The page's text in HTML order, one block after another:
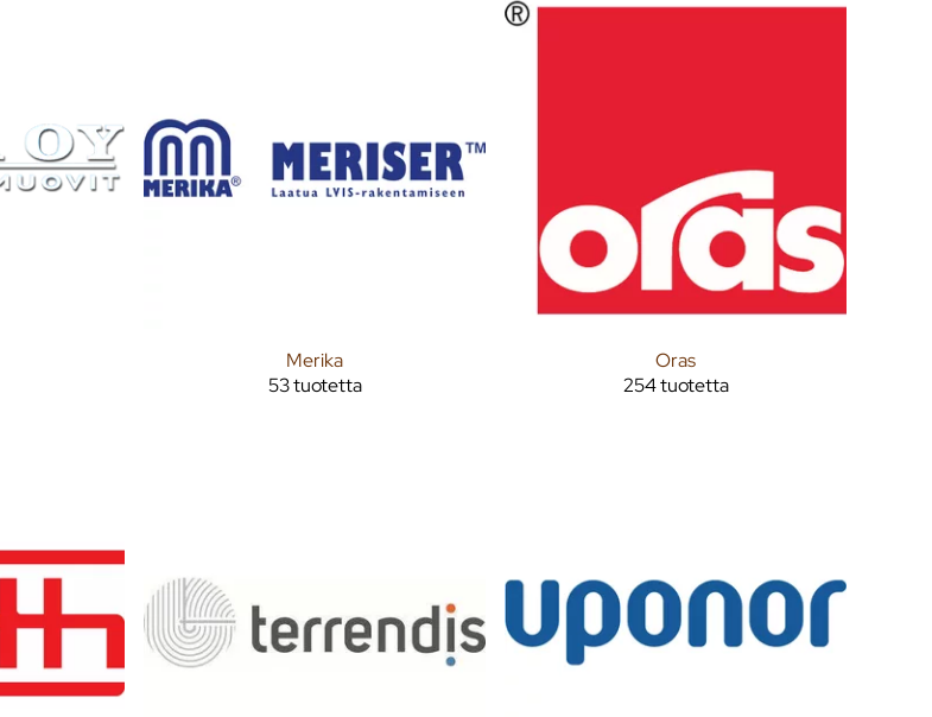
Merika
53 tuotetta
Oras
254 tuotetta